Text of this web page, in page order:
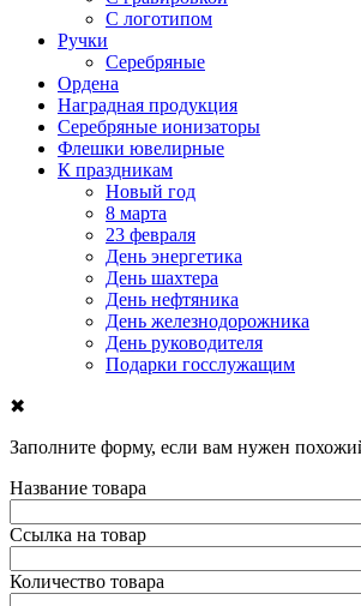
С логотипом
Ручки
Серебряные
Ордена
Наградная продукция
Серебряные ионизаторы
Флешки ювелирные
К праздникам
Новый год
8 марта
23 февраля
День энергетика
День шахтера
День нефтяника
День железнодорожника
День руководителя
Подарки госслужащим
✖
Заполните форму, если вам нужен
Название товара
Ссылка на товар
Количество товара